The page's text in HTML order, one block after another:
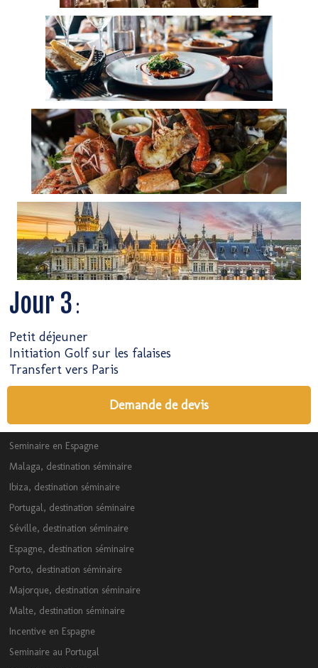
Jour 3 :
Petit déjeuner
Initiation Golf sur les falaises
Transfert vers Paris
Demande de devis
Seminaire en Espagne
Malaga, destination séminaire
Ibiza, destination séminaire
Portugal, destination séminaire
Séville, destination séminaire
Espagne, destination séminaire
Porto, destination séminaire
Majorque, destination séminaire
Malte, destination séminaire
Incentive en Espagne
Seminaire au Portugal